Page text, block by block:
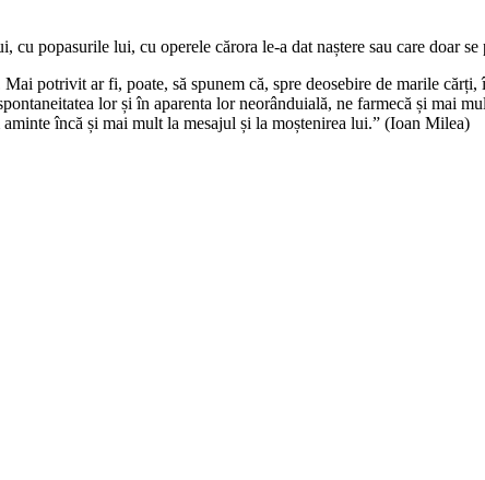
cu popasurile lui, cu operele cărora le-a dat naștere sau care doar
potrivit ar fi, poate, să spunem că, spre deosebire de marile
lor și în aparenta lor neorânduială, ne farmecă și mai
încă și mai mult la mesajul și la moștenirea lui.” (Ioan Milea)